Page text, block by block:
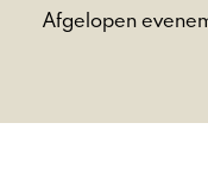
Afgelopen